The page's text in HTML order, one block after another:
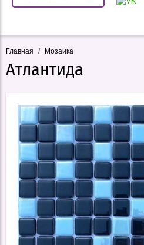
Главная / Мозаика
Атлантида